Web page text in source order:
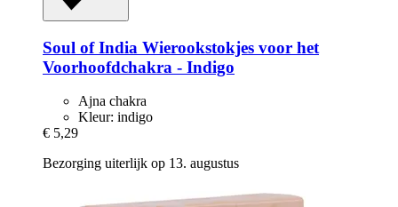
Soul of India Wierookstokjes voor het
Voorhoofdchakra -​ Indigo
Ajna chakra
Kleur: indigo
€ 5,29
Bezorging uiterlijk op 13. augustus